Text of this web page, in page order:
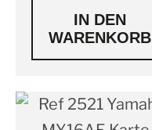
IN DEN
WARENKORB